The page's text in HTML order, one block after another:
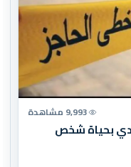
9,993 مشاهدة
بحياة شخص